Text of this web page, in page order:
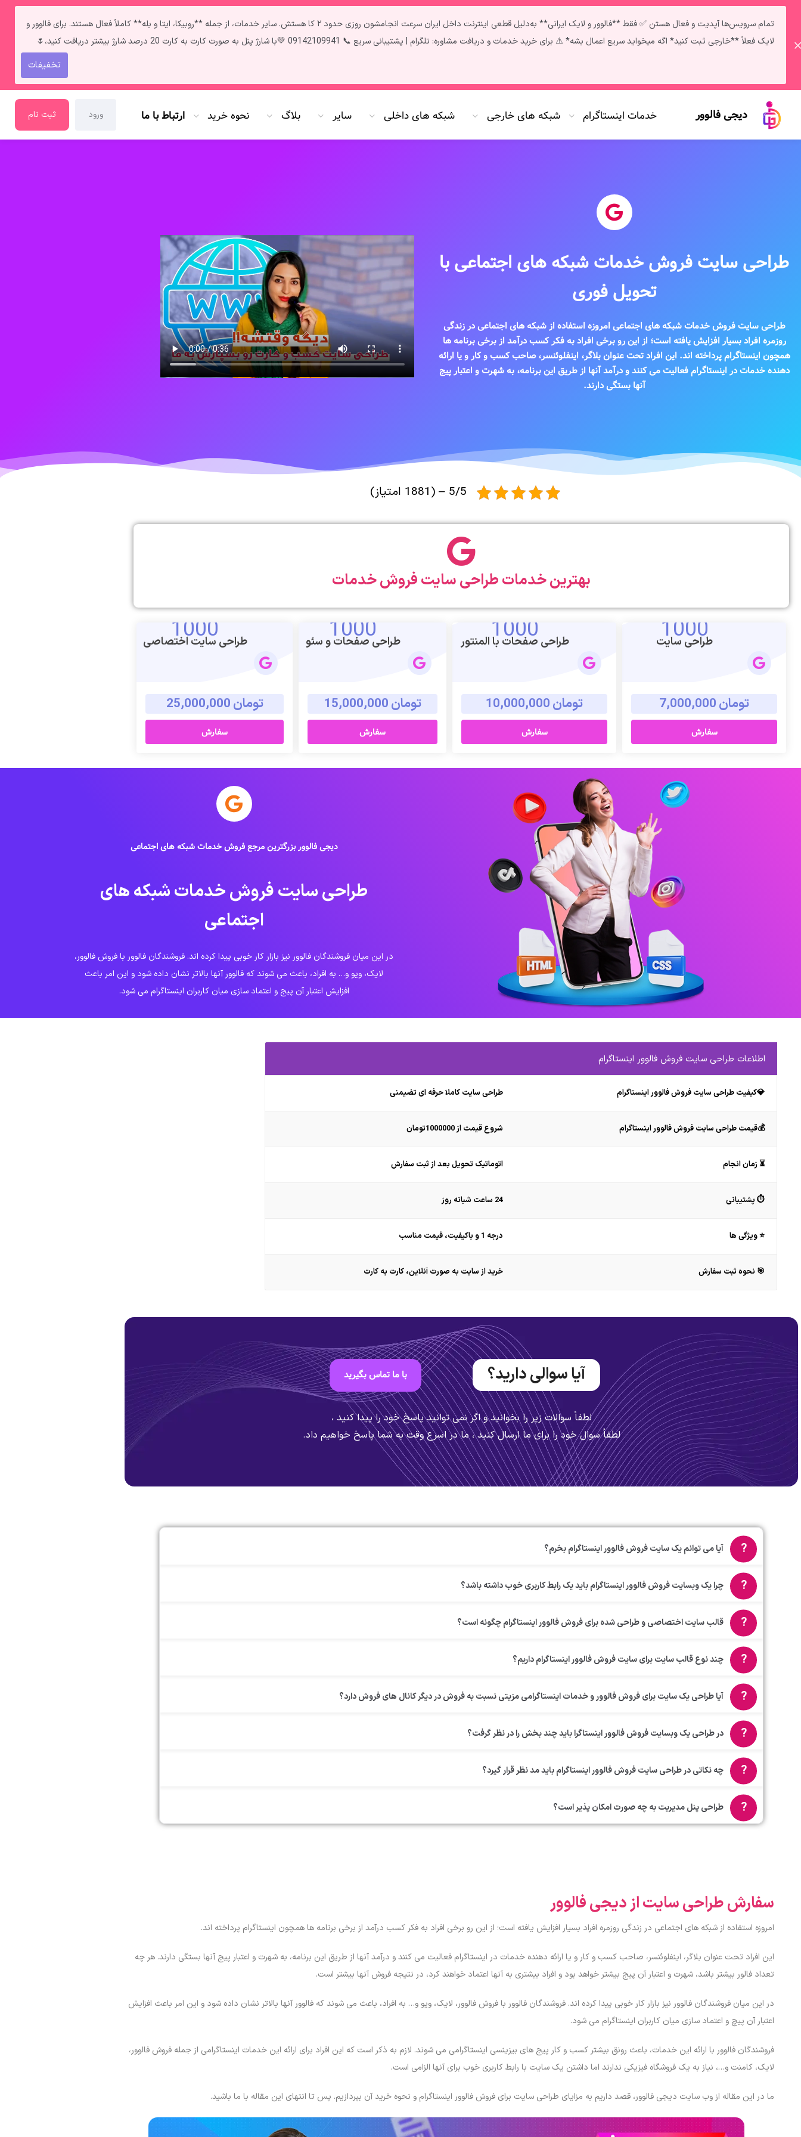
تمام سرویس‌ها آپدیت و فعال هستن ✅ فقط **فالوور و لایک ایرانی** به‌دلیل قطعی اینترنت داخل ایران سرعت انجامشون روزی حدود ۲ کا هستش. سایر خدمات، از جمله **روبیکا، ایتا و بله** کاملاً فعال هستند. برای فالوور و
لایک فعلاً **خارجی ثبت کنید* اگه میخواید سریع اعمال بشه* ⚠️ برای خرید خدمات و دریافت مشاوره: تلگرام | پشتیبانی سریع 📞 09142109941 💚با شارژ پنل به صورت کارت به کارت 20 درصد شارژ بیشتر دریافت کنید،🌷
تخفیفات
دیجی فالوور خدمات اینستاگرام شبکه های خارجی شبکه های داخلی سایر بلاگ نحوه خرید ارتباط با ما ورود ثبت نام
طراحی سایت فروش خدمات شبکه های اجتماعی با
تحویل فوری
طراحی سایت فروش خدمات شبکه های اجتماعی امروزه استفاده از شبکه های اجتماعی در زندگی
روزمره افراد بسیار افزایش یافته است؛ از این رو برخی افراد به فکر کسب درآمد از برخی برنامه ها
همچون اینستاگرام پرداخته اند. این افراد تحت عنوان بلاگر، اینفلوئنسر، صاحب کسب و کار و یا ارائه
دهنده خدمات در اینستاگرام فعالیت می کنند و درآمد آنها از طریق این برنامه، به شهرت و اعتبار پیج
آنها بستگی دارند.
5/5 – (1881 امتیاز)
بهترین خدمات طراحی سایت فروش خدمات
1000
طراحی سایت
تومان 7,000,000
سفارش
1000
طراحی صفحات با المنتور
تومان 10,000,000
سفارش
1000
طراحی صفحات و سئو
تومان 15,000,000
سفارش
1000
طراحی سایت اختصاصی
تومان 25,000,000
سفارش
دیجی فالوور بزرگترین مرجع فروش خدمات شبکه های اجتماعی
طراحی سایت فروش خدمات شبکه های
اجتماعی
در این میان فروشندگان فالوور نیز بازار کار خوبی پیدا کرده اند. فروشندگان فالوور با فروش فالوور،
لایک، ویو و… به افراد، باعث می شوند که فالوور آنها بالاتر نشان داده شود و این امر باعث
افزایش اعتبار آن پیج و اعتماد سازی میان کاربران اینستاگرام می شود.
اطلاعات طراحی سایت فروش فالوور اینستاگرام
💎کیفیت طراحی سایت فروش فالوور اینستاگرام طراحی سایت کاملا حرفه ای تضیمنی
💰قیمت طراحی سایت فروش فالوور اینستاگرام شروع قیمت از 1000000تومان
⏳ زمان انجام اتوماتیک تحویل بعد از ثبت سفارش
⏱ پشتیبانی 24 ساعت شبانه روز
⭐ ویژگی ها درجه 1 و باکیفیت، قیمت مناسب
🎯 نحوه ثبت سفارش خرید از سایت به صورت آنلاین، کارت به کارت
آیا سوالی دارید؟ با ما تماس بگیرید
لطفاً سوالات زیر را بخوانید و اگر نمی توانید پاسخ خود را پیدا کنید ،
لطفاً سوال خود را برای ما ارسال کنید ، ما در اسرع وقت به شما پاسخ خواهیم داد.
آیا می توانم یک سایت فروش فالوور اینستاگرام بخرم؟
چرا یک وبسایت فروش فالوور اینستاگرام باید یک رابط کاربری خوب داشته باشد؟
قالب سایت اختصاصی و طراحی شده برای فروش فالوور اینستاگرام چگونه است؟
چند نوع قالب سایت برای سایت فروش فالوور اینستاگرام داریم؟
آیا طراحی یک سایت برای فروش فالوور و خدمات اینستاگرامی مزیتی نسبت به فروش در دیگر کانال‌ های فروش دارد؟
در طراحی یک وبسایت فروش فالوور اینستاگرا باید چند بخش را در نظر گرفت؟
چه نکاتی در طراحی سایت فروش فالوور اینستاگرام باید مد نظر قرار گیرد؟
طراحی پنل مدیریت به چه صورت امکان پذیر است؟
سفارش طراحی سایت از دیجی فالوور
امروزه استفاده از شبکه های اجتماعی در زندگی روزمره افراد بسیار افزایش یافته است؛ از این رو برخی افراد به فکر کسب درآمد از برخی برنامه ها همچون اینستاگرام پرداخته اند.
این افراد تحت عنوان بلاگر، اینفلوئنسر، صاحب کسب و کار و یا ارائه دهنده خدمات در اینستاگرام فعالیت می کنند و درآمد آنها از طریق این برنامه، به شهرت و اعتبار پیج آنها بستگی دارند. هر چه
تعداد فالور بیشتر باشد، شهرت و اعتبار آن پیج بیشتر خواهد بود و افراد بیشتری به آنها اعتماد خواهند کرد، در نتیجه فروش آنها بیشتر است.
در این میان فروشندگان فالوور نیز بازار کار خوبی پیدا کرده اند. فروشندگان فالوور با فروش فالوور، لایک، ویو و… به افراد، باعث می شوند که فالوور آنها بالاتر نشان داده شود و این امر باعث افزایش
اعتبار آن پیچ و اعتماد سازی میان کاربران اینستاگرام می شود.
فروشندگان فالوور با ارائه این خدمات، باعث رونق بیشتر کسب و کار پیج های بیزینسی اینستاگرامی می شوند. لازم به ذکر است که این افراد برای ارائه این خدمات اینستاگرامی از جمله فروش فالوور،
لایک، کامنت و…، نیاز به یک فروشگاه فیزیکی ندارند اما داشتن یک سایت با رابط کاربری خوب برای آنها الزامی است.
ما در این مقاله از وب سایت دیجی فالوور، قصد داریم به مزایای طراحی سایت برای فروش فالوور اینستاگرام و نحوه خرید آن بپردازیم. پس تا انتهای این مقاله با ما باشید.